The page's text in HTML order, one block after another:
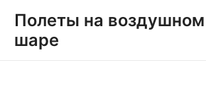
содержимому
Полеты на воздушном
шаре
по
записям